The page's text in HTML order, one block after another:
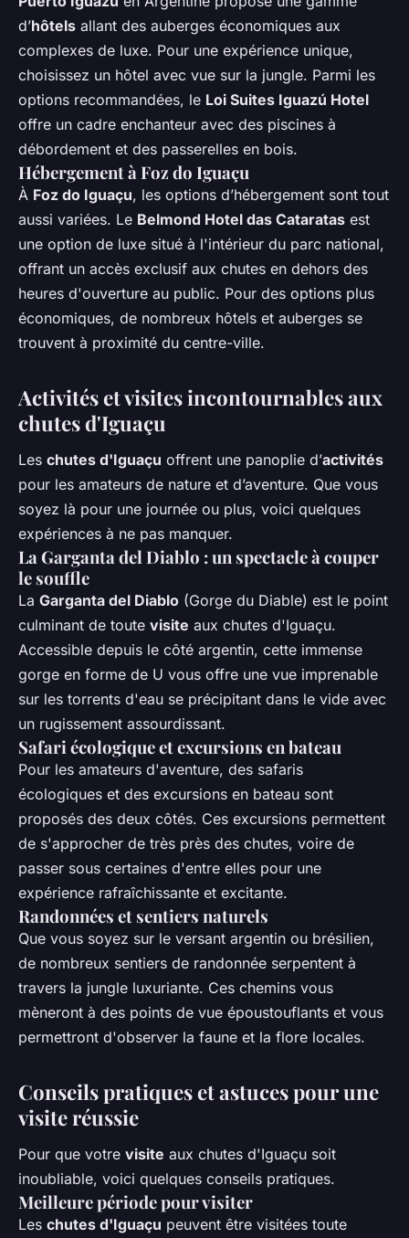
d’hôtels allant des auberges économiques aux
complexes de luxe. Pour une expérience unique,
choisissez un hôtel avec vue sur la jungle. Parmi les
options recommandées, le Loi Suites Iguazú Hotel
offre un cadre enchanteur avec des piscines à
débordement et des passerelles en bois.
Hébergement à Foz do Iguaçu
À Foz do Iguaçu, les options d’hébergement sont tout
aussi variées. Le Belmond Hotel das Cataratas est
une option de luxe situé à l'intérieur du parc national,
offrant un accès exclusif aux chutes en dehors des
heures d'ouverture au public. Pour des options plus
économiques, de nombreux hôtels et auberges se
trouvent à proximité du centre-ville.
Activités et visites incontournables aux
chutes d'Iguaçu
Les chutes d'Iguaçu offrent une panoplie d’activités
pour les amateurs de nature et d’aventure. Que vous
soyez là pour une journée ou plus, voici quelques
expériences à ne pas manquer.
La Garganta del Diablo : un spectacle à couper
le souffle
La Garganta del Diablo (Gorge du Diable) est le point
culminant de toute visite aux chutes d'Iguaçu.
Accessible depuis le côté argentin, cette immense
gorge en forme de U vous offre une vue imprenable
sur les torrents d'eau se précipitant dans le vide avec
un rugissement assourdissant.
Safari écologique et excursions en bateau
Pour les amateurs d'aventure, des safaris
écologiques et des excursions en bateau sont
proposés des deux côtés. Ces excursions permettent
de s'approcher de très près des chutes, voire de
passer sous certaines d'entre elles pour une
expérience rafraîchissante et excitante.
Randonnées et sentiers naturels
Que vous soyez sur le versant argentin ou brésilien,
de nombreux sentiers de randonnée serpentent à
travers la jungle luxuriante. Ces chemins vous
mèneront à des points de vue époustouflants et vous
permettront d'observer la faune et la flore locales.
Conseils pratiques et astuces pour une
visite réussie
Pour que votre visite aux chutes d'Iguaçu soit
inoubliable, voici quelques conseils pratiques.
Meilleure période pour visiter
Les chutes d'Iguaçu peuvent être visitées toute